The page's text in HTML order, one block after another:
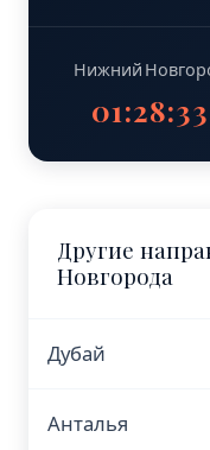
Нижний
01:28:33
Другие
Новгорода
Дубай
Анталья